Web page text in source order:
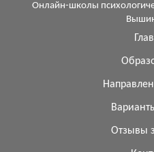
Онлайн-школы
Отзывы